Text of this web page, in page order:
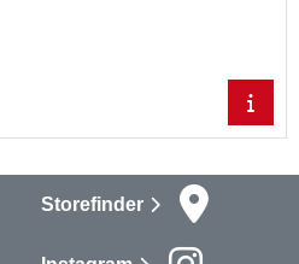
Storefinder